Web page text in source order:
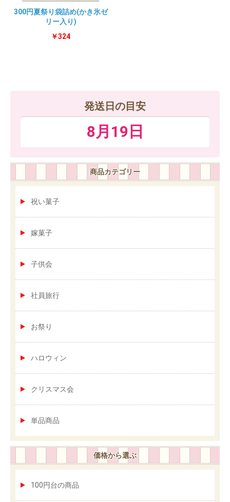
発送日の目安
8月19日
商品カテゴリー
祝い菓子
嫁菓子
子供会
社員旅行
お祭り
ハロウィン
クリスマス会
単品商品
価格から選ぶ
100円台の商品
300円夏祭り袋詰め(かき氷ゼ
リー入り)
￥324